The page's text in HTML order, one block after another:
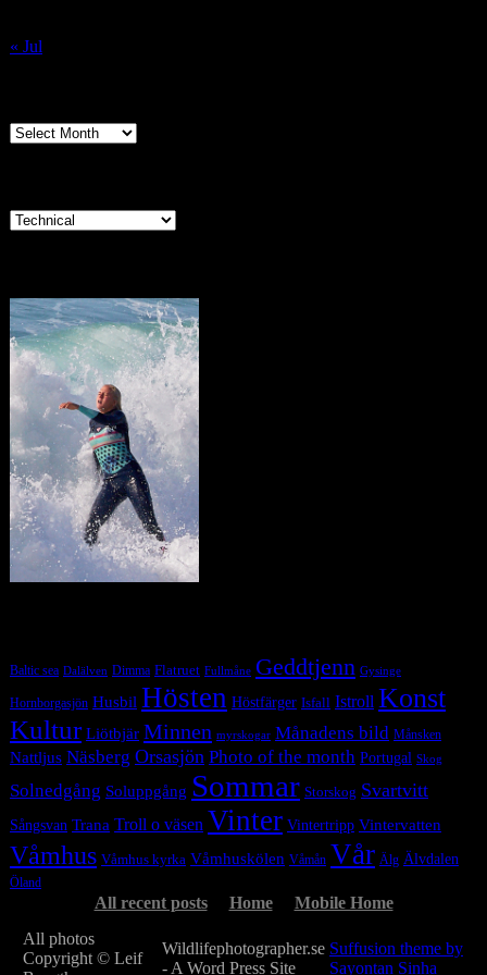
« Jul
Archives
Categories
Baltic sea Dalälven Dimma Flatruet Fullmåne Geddtjenn Gysinge
Hornborgasjön Husbil Hösten Höstfärger Isfall Istroll Konst
Kultur Liötbjär Minnen myrskogar Månadens bild Månsken
Nattljus Näsberg Orsasjön Photo of the month Portugal Skog
Solnedgång Soluppgång Sommar Storskog Svartvitt
Sångsvan Trana Troll o väsen Vinter Vintertripp Vintervatten
Våmhus Våmhus kyrka Våmhuskölen Våmån Vår Älg Älvdalen
Öland
All recent posts Home
Mobile Home
All photos
Copyright © Leif
Wildlifephotographer.se
- A Word Press Site
Suffusion theme by
Sayontan Sinha